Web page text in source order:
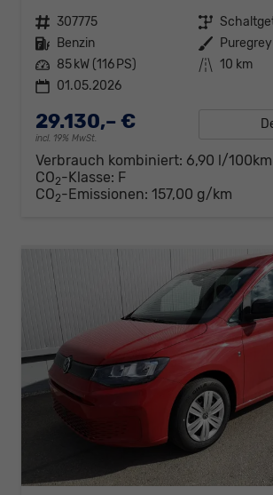
Fahrzeugnr. 307775 Getriebe
Kraftstoff Benzin Außenfarbe Puregrey
Leistung 85 kW (116 PS) Kilometerstand 10 km
01.05.2026
29.130,– €
incl. 19% MwSt.
Verbrauch kombiniert: 6,90 l/100km
CO2-Klasse: F
CO2-Emissionen: 157,00 g/km